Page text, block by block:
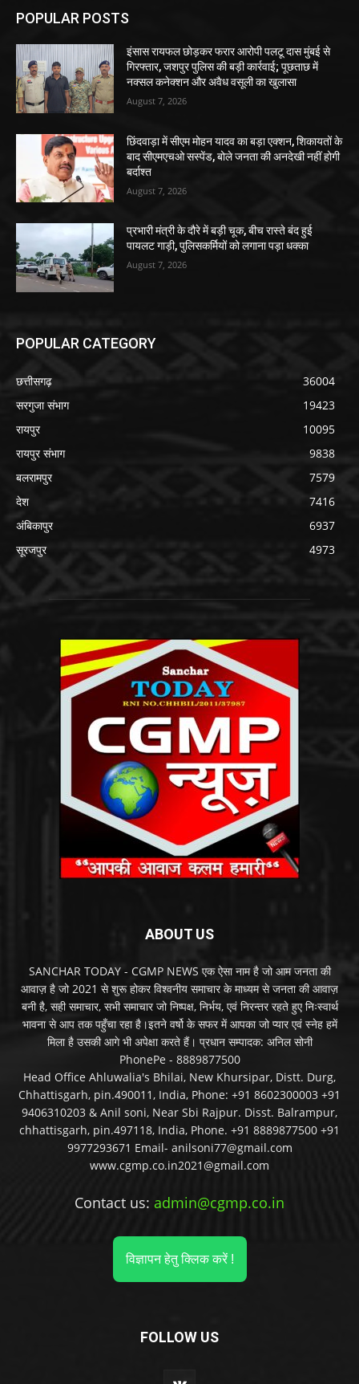
POPULAR POSTS
इंसास रायफल छोड़कर फरार आरोपी पलटू दास मुंबई से
गिरफ्तार, जशपुर पुलिस की बड़ी कार्रवाई; पूछताछ में
नक्सल कनेक्शन और अवैध वसूली का खुलासा
August 7, 2026
छिंदवाड़ा में सीएम मोहन यादव का बड़ा एक्शन, शिकायतों के
बाद सीएमएचओ सस्पेंड, बोले जनता की अनदेखी नहीं होगी
बर्दाश्त
August 7, 2026
प्रभारी मंत्री के दौरे में बड़ी चूक, बीच रास्ते बंद हुई
पायलट गाड़ी, पुलिसकर्मियों को लगाना पड़ा धक्का
August 7, 2026
POPULAR CATEGORY
छत्तीसगढ़
36004
सरगुजा संभाग
19423
रायपुर
10095
रायपुर संभाग
9838
बलरामपुर
7579
देश
7416
अंबिकापुर
6937
सूरजपुर
4973
ABOUT US
SANCHAR TODAY - CGMP NEWS एक ऐसा नाम है जो आम जनता की
आवाज़ है जो 2021 से शुरू होकर विश्वनीय समाचार के माध्यम से जनता की आवाज़
बनी है, सही समाचार, सभी समाचार जो निष्पक्ष, निर्भय, एवं निरन्तर रहते हुए निःस्वार्थ
भावना से आप तक पहुँचा रहा है।इतने वर्षो के सफर में आपका जो प्यार एवं स्नेह हमें
मिला है उसकी आगे भी अपेक्षा करते हैं। प्रधान सम्पादक: अनिल सोनी
PhonePe - 8889877500
Head Office Ahluwalia's Bhilai, New Khursipar, Distt. Durg,
Chhattisgarh, pin.490011, India, Phone: +91 8602300003 +91
9406310203 & Anil soni, Near Sbi Rajpur. Disst. Balrampur,
chhattisgarh, pin.497118, India, Phone. +91 8889877500 +91
9977293671 Email- anilsoni77@gmail.com
www.cgmp.co.in2021@gmail.com
Contact us: admin@cgmp.co.in
विज्ञापन हेतु क्लिक करें !
FOLLOW US